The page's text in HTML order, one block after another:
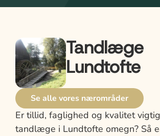
Tandlæge
Lundtofte
Se alle vores nærområder
Er tillid, faglighed og kvalitet
tandlæge i Lundtofte omegn? Så